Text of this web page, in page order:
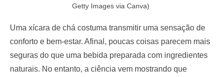
Getty Images via Canva)
Uma xícara de chá costuma transmitir uma sensação de
conforto e bem-estar. Afinal, poucas coisas parecem mais
seguras do que uma bebida preparada com ingredientes
naturais. No entanto, a ciência vem mostrando que